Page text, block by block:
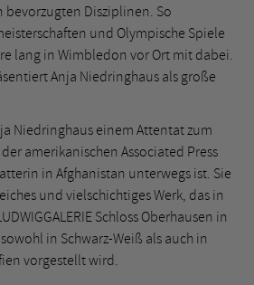
bevorzugten Disziplinen. So
und Olympische Spiele
lang in Wimbledon vor Ort mit dabei.
Anja Niedringhaus als große
Niedringhaus einem Attentat zum
amerikanischen Associated Press
in Afghanistan unterwegs ist. Sie
und vielschichtiges Werk, das in
Schloss Oberhausen in
in Schwarz-Weiß als auch in
vorgestellt wird.